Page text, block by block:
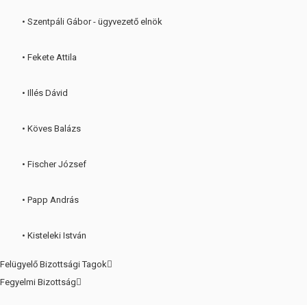
• Szentpáli Gábor - ügyvezető elnök
• Fekete Attila
• Illés Dávid
• Köves Balázs
• Fischer József
• Papp András
• Kisteleki István
Felügyelő Bizottsági Tagok
Fegyelmi Bizottság